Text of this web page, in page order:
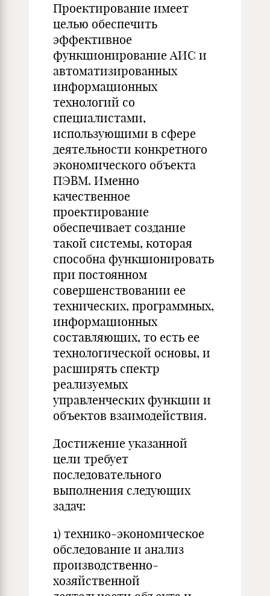
Проектирование имеет
целью обеспечить
эффективное
функционирование АИС и
автоматизированных
информационных
технологий со
специалистами,
использующими в сфере
деятельности конкретного
экономического объекта
ПЭВМ. Именно
качественное
проектирование
обеспечивает создание
такой системы, которая
способна функционировать
при постоянном
совершенствовании ее
технических, программных,
информационных
составляющих, то есть ее
технологической основы, и
расширять спектр
реализуемых
управленческих функции и
объектов взаимодействия.
Достижение указанной
цели требует
последовательного
выполнения следующих
задач:
1) технико-экономическое
обследование и анализ
производственно-
хозяйственной